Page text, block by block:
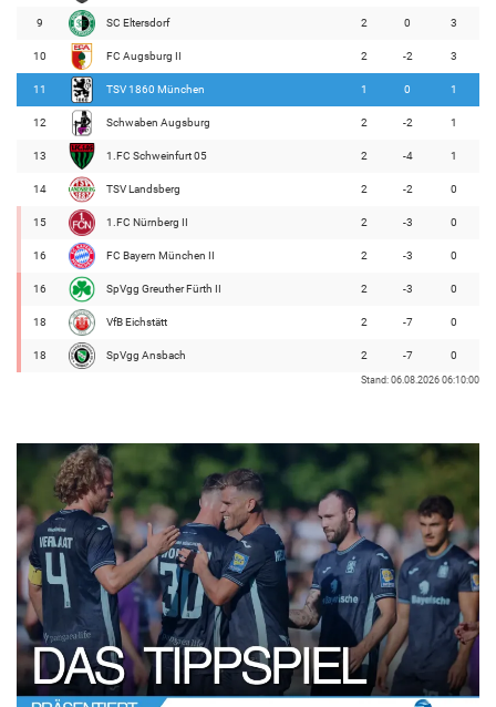
9 SC Eltersdorf 2 0 3
10 FC Augsburg II 2 -2 3
11 TSV 1860 München 1 0 1
12 Schwaben Augsburg 2 -2 1
13 1.FC Schweinfurt 05 2 -4 1
14 TSV Landsberg 2 -2 0
15 1.FC Nürnberg II 2 -3 0
16 FC Bayern München II 2 -3 0
16 SpVgg Greuther Fürth II 2 -3 0
18 VfB Eichstätt 2 -7 0
18 SpVgg Ansbach 2 -7 0
Stand: 06.08.2026 06:10:00